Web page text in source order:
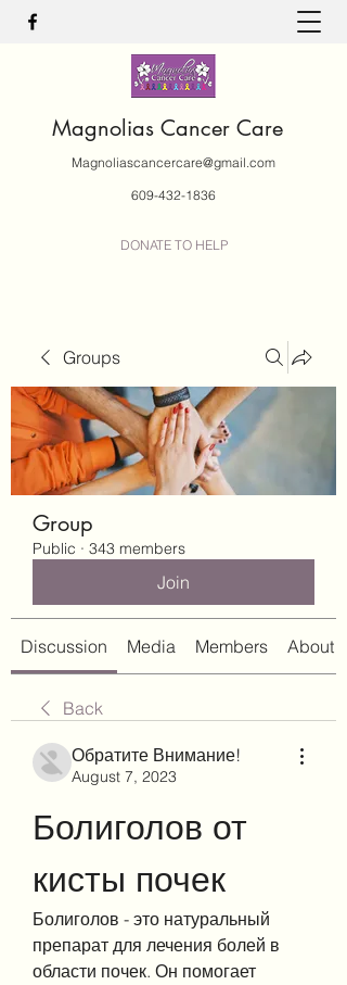
Magnolias Cancer Care
Magnoliascancercare@gmail.com
609-432-1836
DONATE TO HELP
Groups
Group
Public · 343 members
Join
Discussion Media Members About
Back
Обратите Внимание!
August 7, 2023
Болиголов от
кисты почек
Болиголов - это натуральный
препарат для лечения болей в
области почек. Он помогает